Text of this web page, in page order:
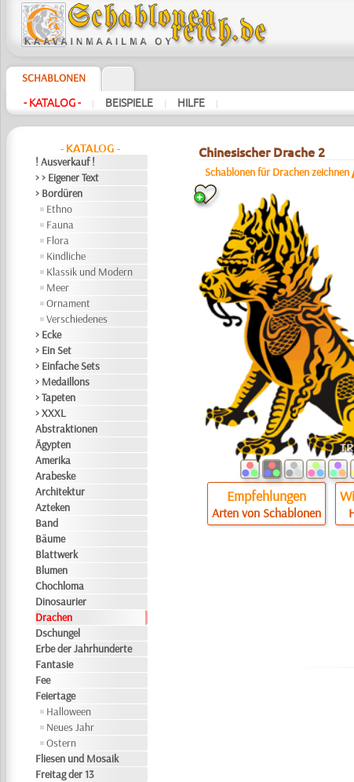
SCHABLONEN
- KATALOG - | BEISPIELE | HILFE |
- KATALOG -
! Ausverkauf !
> > Eigener Text
> Bordüren
Ethno
Fauna
Flora
Kindliche
Klassik und Modern
Meer
Ornament
Verschiedenes
> Ecke
> Ein Set
> Einfache Sets
> Medaillons
> Tapeten
> XXXL
Abstraktionen
Ägypten
Amerika
Arabeske
Architektur
Azteken
Band
Bäume
Blattwerk
Blumen
Chochloma
Dinosaurier
Drachen
Dschungel
Erbe der Jahrhunderte
Fantasie
Fee
Feiertage
Halloween
Neues Jahr
Ostern
Fliesen und Mosaik
Freitag der 13
Chinesischer Drache 2
Schablonen für Drachen zeichnen
Empfehlungen
Arten von Schablonen